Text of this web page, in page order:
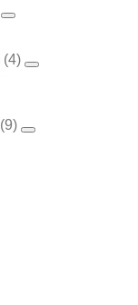
(4)
(9)